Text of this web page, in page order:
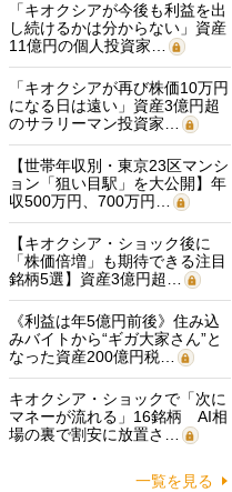
「キオクシアが今後も利益を出
し続けるかは分からない」資産
11億円の個人投資家…
「キオクシアが再び株価10万円
になる日は遠い」資産3億円超
のサラリーマン投資家…
【世帯年収別・東京23区マンシ
ョン「狙い目駅」を大公開】年
収500万円、700万円…
【キオクシア・ショック後に
「株価倍増」も期待できる注目
銘柄5選】資産3億円超…
《利益は年5億円前後》住み込
みバイトから“ギガ大家さん”と
なった資産200億円税…
キオクシア・ショックで「次に
マネーが流れる」16銘柄 AI相
場の裏で割安に放置さ…
一覧を見る